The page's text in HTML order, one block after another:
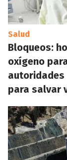
Salud
Bloqueos:
oxígeno
autoridades
para salvar